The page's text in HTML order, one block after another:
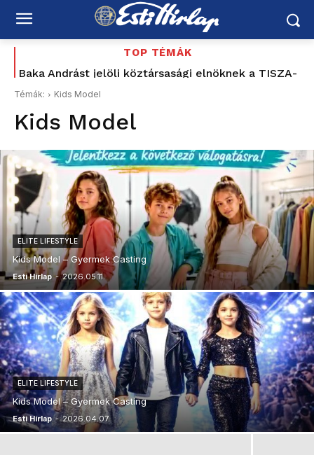
TOP TÉMÁK
Baka Andrást jelöli köztársasági elnöknek a TISZA-
Az utolsó délután: 177 éve tűnt el Petőfi Sándor –
és azóta sem tudjuk pontosan, hogyan halt meg
Témák: Kids Model
Kids Model
ELITE LIFESTYLE
Kids Model – Gyermek Casting
Esti Hírlap - 2026.05.11.
ELITE LIFESTYLE
Kids Model – Gyermek Casting
Esti Hírlap - 2026.04.07.